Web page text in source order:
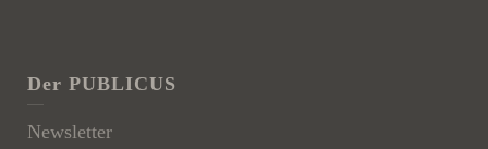
Der PUBLICUS
Newsletter